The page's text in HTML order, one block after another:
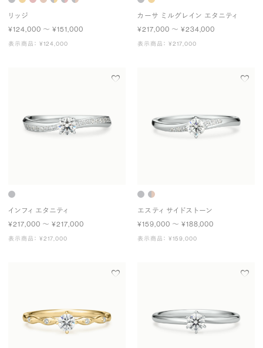
リッジ
¥124,000 〜 ¥151,000
表示商品： ¥124,000
カーサ ミルグレイン エタニティ
¥217,000 〜 ¥234,000
表示商品： ¥217,000
インフィ エタニティ
¥217,000 〜 ¥217,000
表示商品： ¥217,000
エスティ サイドストーン
¥159,000 〜 ¥188,000
表示商品： ¥159,000